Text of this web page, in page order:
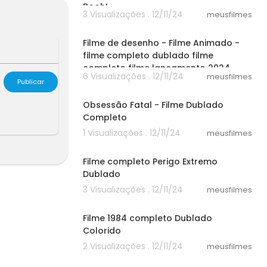
Booh!
3 Visualizações . 12/11/24 meusfilmes
Filme de desenho - Filme Animado -
filme completo dublado filme
completo filme lançamento 2024
6 Visualizações . 12/11/24 meusfilmes
Obsessão Fatal - Filme Dublado
Completo
1 Visualizações . 12/11/24
meusfilmes
Filme completo Perigo Extremo
Dublado
3 Visualizações . 12/11/24
meusfilmes
Filme 1984 completo Dublado
Colorido
2 Visualizações . 12/11/24
meusfilmes
uma
Publicar